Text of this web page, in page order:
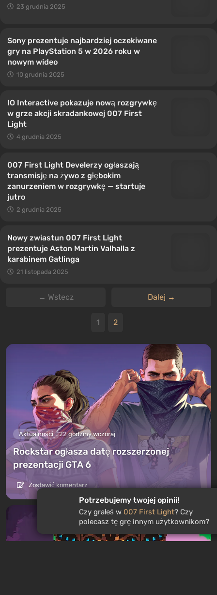
23 grudnia 2025
Sony prezentuje najbardziej oczekiwane
gry na PlayStation 5 w 2026 roku w
nowym wideo
10 grudnia 2025
IO Interactive pokazuje nową rozgrywkę
w grze akcji skradankowej 007 First
Light
4 grudnia 2025
007 First Light Develerzy ogłaszają
transmisję na żywo z głębokim
zanurzeniem w rozgrywkę — startuje
jutro
2 grudnia 2025
Nowy zwiastun 007 First Light
prezentuje Aston Martin Valhalla z
karabinem Gatlinga
21 listopada 2025
← Wstecz Dalej →
1 2
Aktualności 22 godziny wczoraj
Rockstar ogłasza datę rozszerzonej
prezentacji GTA 6
Zostawić komentarz
Potrzebujemy twojej opinii!
Czy grałeś w007 First Light? Czy
polecasz tę grę innym użytkownikom?